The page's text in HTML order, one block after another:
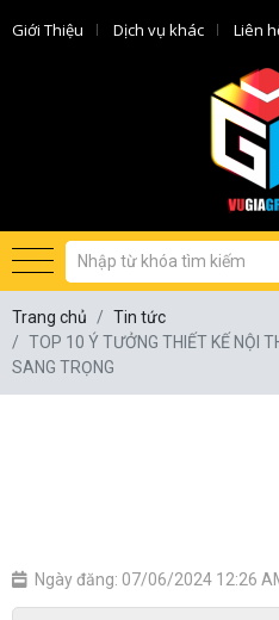
Giới Thiệu Dịch vụ khác Liên
Trang chủ
Tin tức
TOP 10 Ý TƯỞNG THIẾT KẾ NỘI
SANG TRỌNG
Ngày đăng: 07/06/2024 12:26